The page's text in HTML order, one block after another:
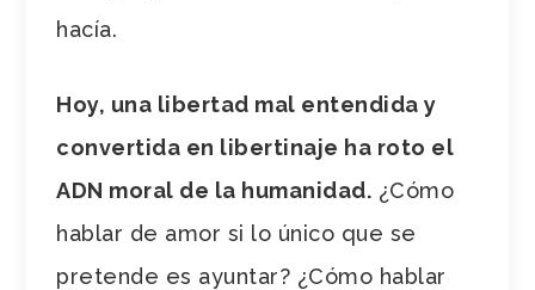
hacía.
Hoy, una libertad mal entendida y
convertida en libertinaje ha roto el
ADN moral de la humanidad. ¿Cómo
hablar de amor si lo único que se
pretende es ayuntar? ¿Cómo hablar